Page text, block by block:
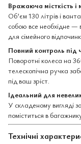
Вражаюча місткість і
Об’єм 130 літрів і
собою все необхідне —
для сімейного
Повний контроль під
Поворотні колеса на
телескопічна ручка
під ваш зріст.
Ідеальний для
У складеному вигляді
поміститься в
Технічні